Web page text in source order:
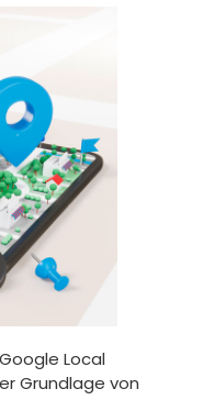
Local
Grundlage von